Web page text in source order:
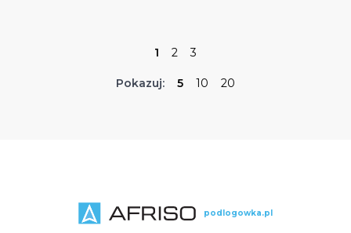
1 2 3
Pokazuj: 5 10 20
podlogowka.pl